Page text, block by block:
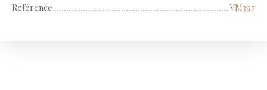
Référence
VM397